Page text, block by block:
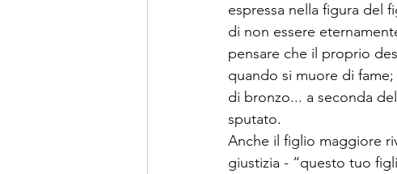
espressa nella figura del
di non essere
pensare che il proprio
quando si muore di
di bronzo... a seconda
sputato.
Anche il figlio maggiore
giustizia - “questo tuo